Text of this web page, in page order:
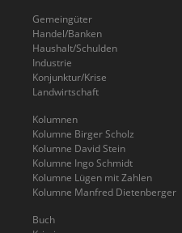
Gemeingüter
Handel/Banken
Haushalt/Schulden
Industrie
Konjunktur/Krise
Landwirtschaft
Kolumnen
Kolumne Birger Scholz
Kolumne David Stein
Kolumne Ingo Schmidt
Kolumne Lügen mit Zahlen
Kolumne Manfred Dietenberger
Buch